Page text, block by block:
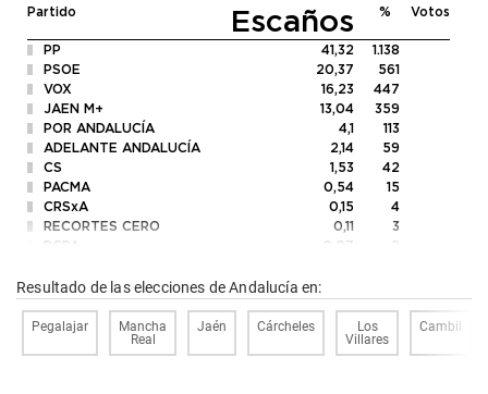
Partido Escaños % Votos
PP 41,32
1.138
PSOE
20,37
561
VOX
16,23
447
JAEN M+
13,04
359
POR ANDALUCÍA
4,1
113
ADELANTE ANDALUCÍA
2,14
59
CS
1,53
42
PACMA
0,54
15
CRSxA
0,15
4
RECORTES CERO
0,11
3
PCPA
0,07
2
ESCAÑOS EN BLANCO
PUM+J
0,04
1
FE de las JONS
0
Resultado de las elecciones de Andalucía en:
Pegalajar
Mancha
Real
Jaén Cárcheles
Los
Villares
Cambil